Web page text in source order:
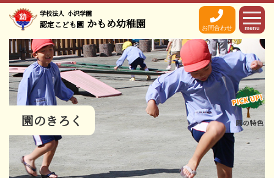
学校法人 小沢学園
認定こども園 かもめ幼稚園 お問合わせ menu
園のきろく